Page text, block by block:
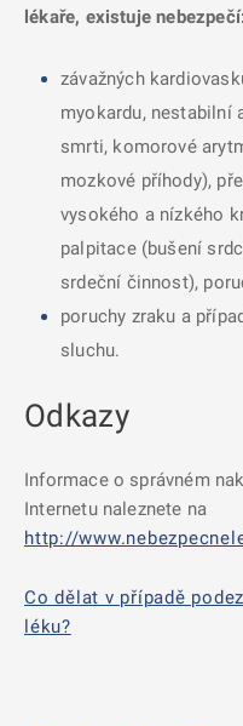
lékaře, existuje
závažných
myokardu, nestabilní
smrti, komorové
mozkové příhody),
vysokého a nízkého
palpitace (bušení
srdeční činnost),
poruchy zraku a
sluchu.
Odkazy
Informace o správném
Internetu naleznete na
http://
Co dělat v případě
léku?